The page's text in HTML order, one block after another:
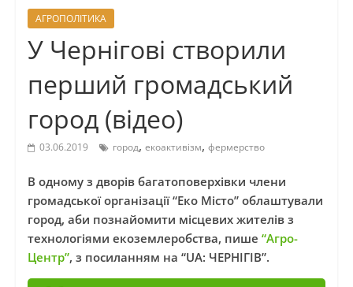
АГРОПОЛІТИКА
У Чернігові створили
перший громадський
город (відео)
03.06.2019 город, екоактивізм, фермерство
В одному з дворів багатоповерхівки члени
громадської організації “Еко Місто” облаштували
город, аби познайомити місцевих жителів з
технологіями екоземлеробства, пише “Агро-
Центр”, з посиланням на “UA: ЧЕРНІГІВ”.